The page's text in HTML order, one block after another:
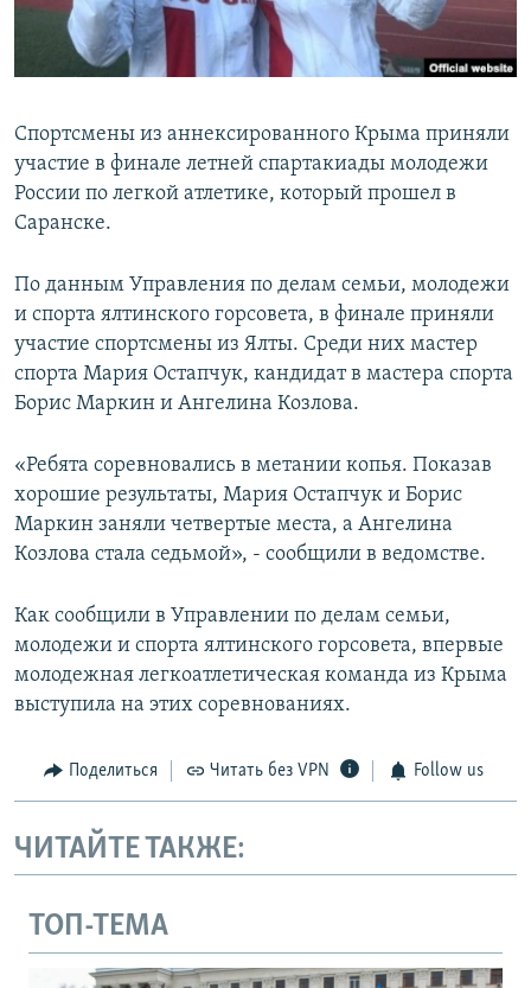
ПОБЕДИТЕЛЕЙ НЕ СУДЯТ?
КРЫМ.НЕПОКОРЕННЫЙ
УКРАИНСКАЯ ПРОБЛЕМА КРЫМА
ПРИСОЕДИНЯЙТЕСЬ!
Все сайты RFE/RL
Спортсмены из аннексированного Крыма приняли
участие в финале летней спартакиады молодежи
России по легкой атлетике, который прошел в
Саранске.
По данным Управления по делам семьи, молодежи
и спорта ялтинского горсовета, в финале приняли
участие спортсмены из Ялты. Среди них мастер
спорта Мария Остапчук, кандидат в мастера спорта
Борис Маркин и Ангелина Козлова.
«Ребята соревновались в метании копья. Показав
хорошие результаты, Мария Остапчук и Борис
Маркин заняли четвертые места, а Ангелина
Козлова стала седьмой», - сообщили в ведомстве.
Как сообщили в Управлении по делам семьи,
молодежи и спорта ялтинского горсовета, впервые
молодежная легкоатлетическая команда из Крыма
выступила на этих соревнованиях.
Поделиться Читать без VPN Follow us
ЧИТАЙТЕ ТАКЖЕ:
ТОП-ТЕМА